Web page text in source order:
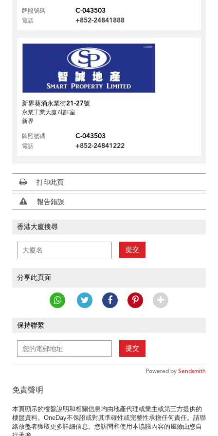
牌照號碼
C-043503
電話 +852-24841888
新界葵涌永業街21-27號
永業工業大廈7樓E室
新界
牌照號碼
C-043503
電話 +852-24841222
打印此頁
報告錯誤
香港大廈搜尋
提交
分享此頁面
保持聯繫
提交
Powered bySendsmith
免責聲明
本頁顯示的樓盤說明和相關信息均由地產代理或業主或第三方提供的
樓盤資料。OneDay不保證或對其準確性或完整性承擔任何責任。請聯
絡放盤者獲取更多詳細信息。您訪問和使用本協議內容的風險由您自